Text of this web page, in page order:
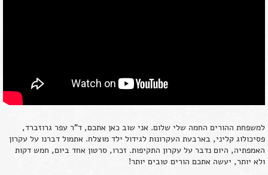
למשפחת ההורים החמה שלי שלום. אני שוב כאן אתכם, ד"ר עפר גרוזברד,
פסיכולוג קליני, בארבעת העקרונות לגידול ילד מוצלח. אתמול דברנו על עקרון
האמפתיה, היום נדבר על עקרון התקיפות. זכרו, סרטון אחד ביום, חמש דקות
ולא יותר, יעשה אתכם הורים טובים יותר!